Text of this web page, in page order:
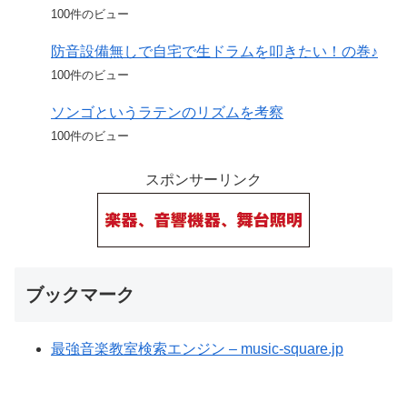
100件のビュー
防音設備無しで自宅で生ドラムを叩きたい！の巻♪
100件のビュー
ソンゴというラテンのリズムを考察
100件のビュー
スポンサーリンク
ブックマーク
最強音楽教室検索エンジン – music-square.jp